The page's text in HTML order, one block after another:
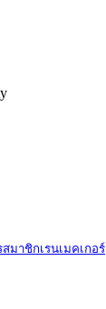
มาชิกเรนเมคเกอร์